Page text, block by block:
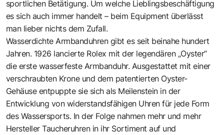
sportlichen Betätigung. Um welche Lieblingsbeschäftigung
es sich auch immer handelt – beim Equipment überlässt
man lieber nichts dem Zufall.
Wasserdichte Armbanduhren gibt es seit beinahe hundert
Jahren. 1926 lancierte Rolex mit der legendären „Oyster“
die erste wasserfeste Armbanduhr. Ausgestattet mit einer
verschraubten Krone und dem patentierten Oyster-
Gehäuse entpuppte sie sich als Meilenstein in der
Entwicklung von widerstandsfähigen Uhren für jede Form
des Wassersports. In der Folge nahmen mehr und mehr
Hersteller Taucheruhren in ihr Sortiment auf und